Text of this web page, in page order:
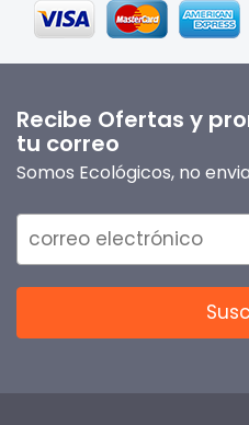
Recibe Ofertas y
tu correo
Somos Ecológicos, no